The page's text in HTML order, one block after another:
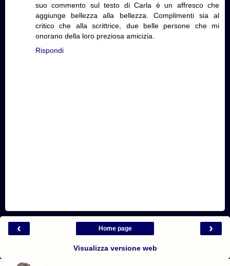
suo commento sul testo di Carla è un affresco che
aggiunge bellezza alla bellezza. Complimenti sia al
critico che alla scrittrice, due belle persone che mi
onorano della loro preziosa amicizia.
Rispondi
‹ ›
Home page
Visualizza versione web